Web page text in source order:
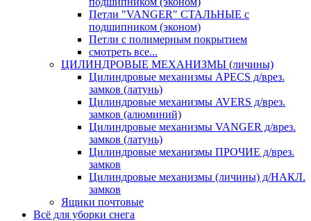
Петли "VANGER" СТАЛЬНЫЕ с
подшипником (эконом)
Петли с полимерным покрытием
смотреть все...
ЦИЛИНДРОВЫЕ МЕХАНИЗМЫ (личины)
Цилиндровые механизмы APECS д/врез.
замков (латунь)
Цилиндровые механизмы AVERS д/врез.
замков (алюминий)
Цилиндровые механизмы VANGER д/врез.
замков (латунь)
Цилиндровые механизмы ПРОЧИЕ д/врез.
замков
Цилиндровые механизмы (личины) д/НАКЛ.
замков
Ящики почтовые
Всё для уборки снега